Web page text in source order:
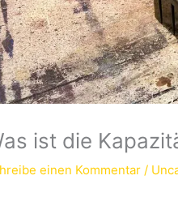
ist die
einen Kommentar /